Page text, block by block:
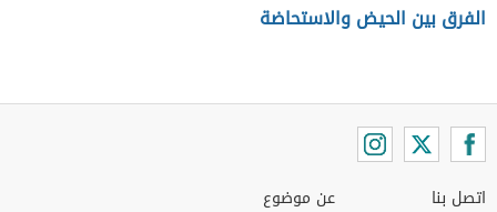
الفرق بين الحيض والاستحاضة
اتصل بنا عن موضوع